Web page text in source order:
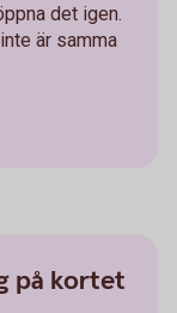
det igen.
är samma
på kortet